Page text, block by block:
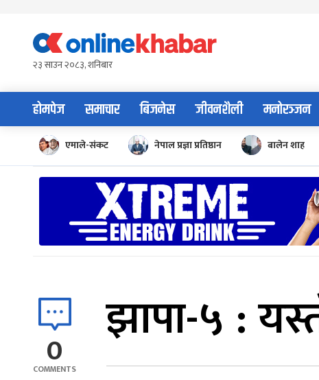
content२३ साउन २०८३, शनिबार
होमपेज समाचार बिजनेस जीवनशैली मनोरञ्जन
एमाले-संकट नेपाल प्रज्ञा प्रतिष्ठान बालेन शाह
0
COMMENTS
झापा-५ :